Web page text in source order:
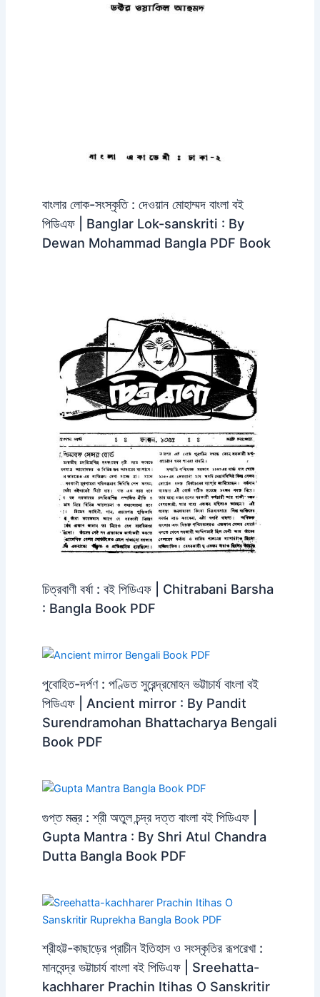
​বাংলার লোক-সংস্কৃতি : দেওয়ান মোহাম্মদ বাংলা বই
পিডিএফ | Banglar Lok-sanskriti : By
Dewan Mohammad Bangla PDF Book​
চিত্রবাণী বর্ষা : বই পিডিএফ | Chitrabani Barsha
: Bangla Book PDF
পুবোহিত-দর্পণ : পণ্ডিত সুরেন্দ্রমোহন ভট্টাচার্য বাংলা বই
পিডিএফ | Ancient mirror : By Pandit
Surendramohan Bhattacharya Bengali
Book PDF
গুপ্ত মন্ত্র : শ্রী অতুল চন্দ্র দত্ত বাংলা বই পিডিএফ |
Gupta Mantra : By Shri Atul Chandra
Dutta Bangla Book PDF
শ্রীহট্ট-কাছাড়ের প্রাচীন ইতিহাস ও সংস্কৃতির রূপরেখা :
মানবেন্দ্র ভট্টাচার্য বাংলা বই পিডিএফ | Sreehatta-
kachharer Prachin Itihas O Sanskritir